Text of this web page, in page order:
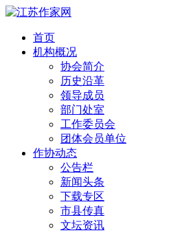
首页
机构概况
协会简介
历史沿革
领导成员
部门处室
工作委员会
团体会员单位
作协动态
公告栏
新闻头条
下载专区
市县传真
文坛资讯